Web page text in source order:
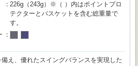
226g（243g）※（ ）内はポイントプロ
テクターとバスケットを含む総重量で
す。
え、優れたスイングバランスを実現した